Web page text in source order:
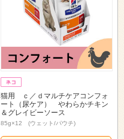
猫用 ｃ／ｄマルチケアコンフォ
ート（尿ケア） やわらかチキン
＆グレイビーソース
85g×12 (ウェット/パウチ)